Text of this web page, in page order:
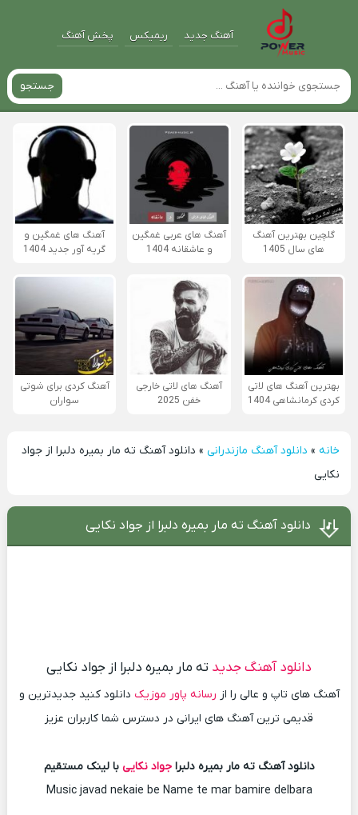
آهنگ جدید ریمیکس پخش آهنگ
جستجو
گلچین بهترین آهنگ
های سال 1405
آهنگ های عربی غمگین
و عاشقانه 1404
آهنگ های غمگین و
گریه آور جدید 1404
بهترین آهنگ های لاتی
کردی کرمانشاهی 1404
آهنگ های لاتی خارجی
خفن 2025
آهنگ کردی برای شوتی
سواران
خانه» دانلود آهنگ مازندرانی» دانلود آهنگ ته مار بمیره دلبرا از جواد
نکایی
دانلود آهنگ ته مار بمیره دلبرا از جواد نکایی
دانلود آهنگ جدید ته مار بمیره دلبرا از جواد نکایی
آهنگ های تاپ و عالی را از رسانه پاور موزیک دانلود کنید جدیدترین و
قدیمی ترین آهنگ های ایرانی در دسترس شما کاربران عزیز
دانلود آهنگ ته مار بمیره دلبراجواد نکایی با لینک مستقیم
Music javad nekaie be Name te mar bamire delbara